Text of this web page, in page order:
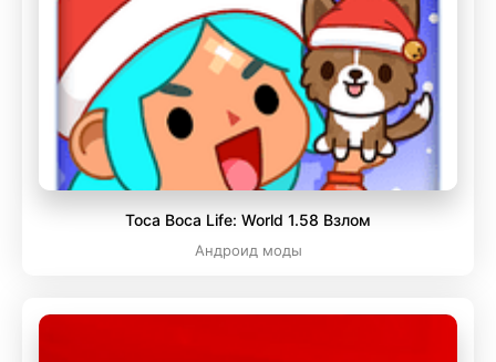
Toca Boca Life: World 1.58 Взлом
Андроид моды